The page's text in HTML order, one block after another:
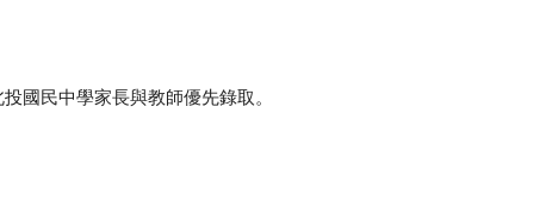
國民中學家長與教師優先錄取。